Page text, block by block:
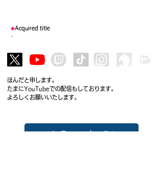
◆Acquired title
–
ほんだと申します。
たまにYouTubeでの配信もしております。
よろしくお願いいたします。